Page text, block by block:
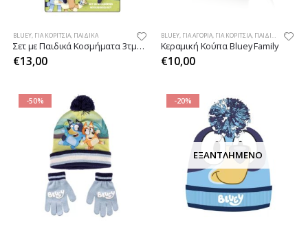
BLUEY, ΓΙΑ ΚΟΡΊΤΣΙΑ, ΠΑΙΔΙΚΆ
Σετ με Παιδικά Κοσμήματα 3τμχ BLUEY
€13,00
BLUEY, ΓΙΑ ΑΓΌΡΙΑ, ΓΙΑ ΚΟΡΊΤΣΙΑ, ΠΑΙΔΙΚΆ
Κεραμική Κούπα Bluey Family
€10,00
-50% -20%
ΕΞΑΝΤΛΗΜΈΝΟ